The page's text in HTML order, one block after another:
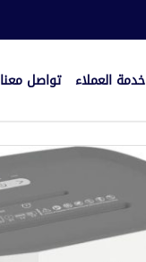
خدمة العملاء تواصل معنا